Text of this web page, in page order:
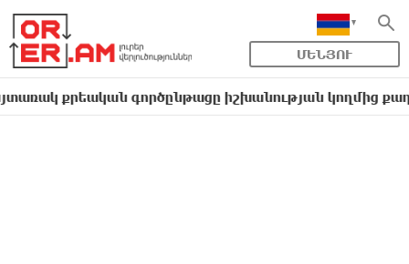
ՄԵՆՅՈՒ
գործընթացը իշխանության կողմից